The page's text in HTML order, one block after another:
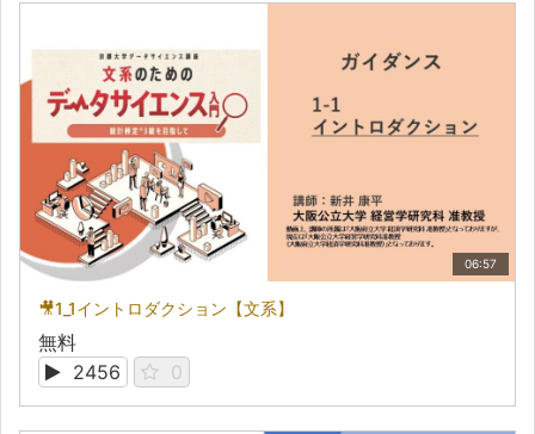
06:57
🎥1_1イントロダクション【文系】
無料
2456
0